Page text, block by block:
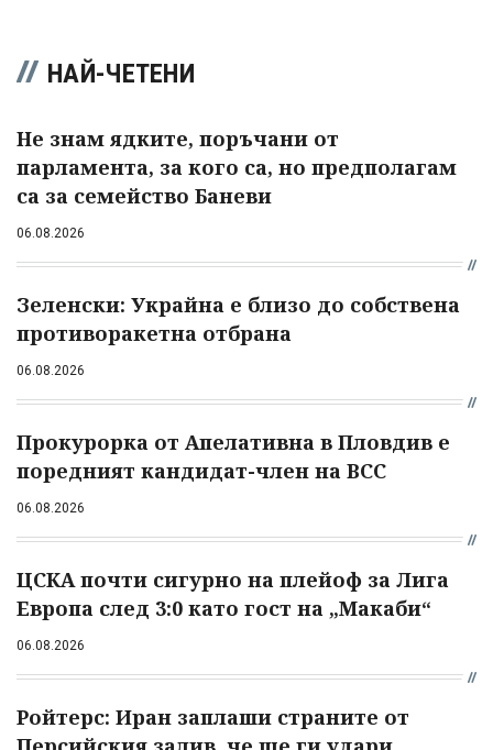
НАЙ-ЧЕТЕНИ
Не знам ядките, поръчани от
парламента, за кого са, но предполагам
са за семейство Баневи
06.08.2026
Зеленски: Украйна е близо до собствена
противоракетна отбрана
06.08.2026
Прокурорка от Апелативна в Пловдив е
поредният кандидат-член на ВСС
06.08.2026
ЦСКА почти сигурно на плейоф за Лига
Европа след 3:0 като гост на „Макаби“
06.08.2026
Ройтерс: Иран заплаши страните от